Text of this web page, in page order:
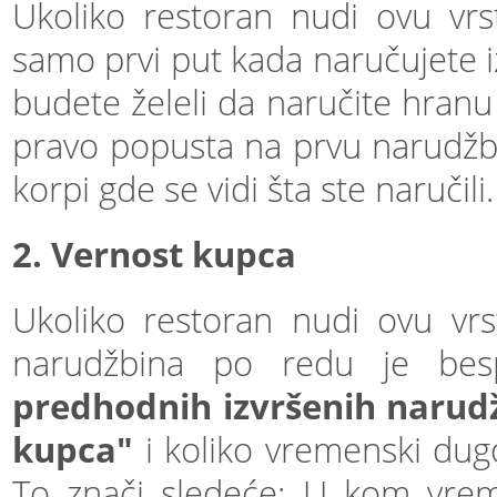
Ukoliko restoran nudi ovu
samo prvi put kada naručujete
budete želeli da naručite
pravo popusta na prvu
korpi gde se vidi šta ste naručili.
2. Vernost kupca
Ukoliko restoran nudi ovu
narudžbina po redu je
predhodnih izvršenih
kupca" i koliko vremenski